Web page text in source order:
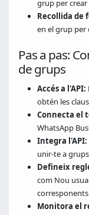
grup per
Recollida de
en el grup
Pas a pas:
de grups
Accés a l'API:
obtén les
Connecta el
WhatsApp
Integra l'API:
unir-te a
Defineix
com Nou
Monitora el